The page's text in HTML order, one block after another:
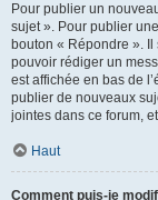
Pour publier un
sujet ». Pour publier
bouton « Répondre ». Il
pouvoir rédiger un
est affichée en bas de
publier de nouveaux
jointes dans ce forum,
Haut
Comment puis-je